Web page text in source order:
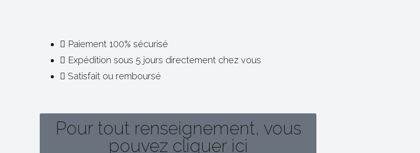
Paiement 100% sécurisé
Expédition sous 5 jours directement chez vous
Satisfait ou remboursé
Pour tout renseignement, vous
pouvez cliquer ici